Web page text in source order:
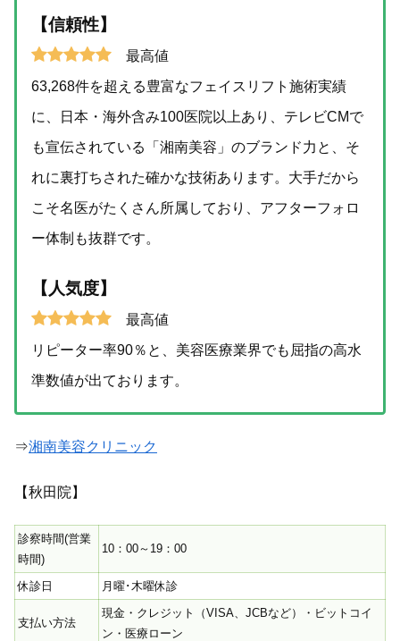
【信頼性】
最高値
63,268件を超える豊富なフェイスリフト施術実績
に、日本・海外含み100医院以上あり、テレビCMで
も宣伝されている「湘南美容」のブランド力と、そ
れに裏打ちされた確かな技術あります。大手だから
こそ名医がたくさん所属しており、アフターフォロ
ー体制も抜群です。
【人気度】
最高値
リピーター率90％と、美容医療業界でも屈指の高水
準数値が出ております。
⇒湘南美容クリニック
【秋田院】
診察時間(営業
時間)
10：00～19：00
休診日 月曜･木曜休診
支払い方法
現金・クレジット（VISA、JCBなど）・ビットコイ
ン・医療ローン